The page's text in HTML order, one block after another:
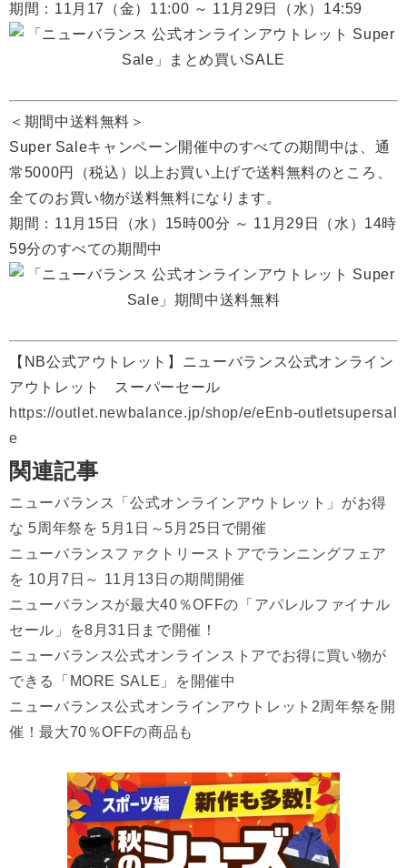
期間：11月17（金）11:00 ～ 11月29日（水）14:59
＜期間中送料無料＞
Super Saleキャンペーン開催中のすべての期間中は、通
常5000円（税込）以上お買い上げで送料無料のところ、
全てのお買い物が送料無料になります。
期間：11月15日（水）15時00分 ～ 11月29日（水）14時
59分のすべての期間中
【NB公式アウトレット】ニューバランス公式オンライン
アウトレット スーパーセール
https://outlet.newbalance.jp/shop/e/eEnb-outletsupersal
e
関連記事
ニューバランス「公式オンラインアウトレット」がお得
な 5周年祭を 5月1日～5月25日で開催
ニューバランスファクトリーストアでランニングフェア
を 10月7日～ 11月13日の期間開催
ニューバランスが最大40％OFFの「アパレルファイナル
セール」を8月31日まで開催！
ニューバランス公式オンラインストアでお得に買い物が
できる「MORE SALE」を開催中
ニューバランス公式オンラインアウトレット2周年祭を開
催！最大70％OFFの商品も